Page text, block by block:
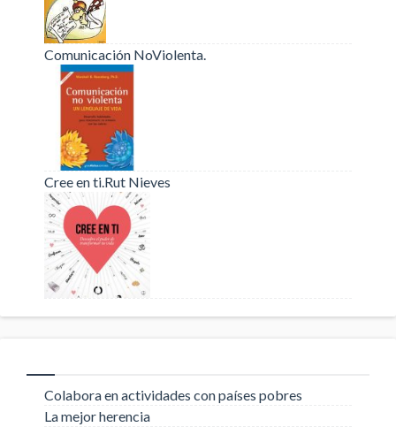
Comunicación NoViolenta.
Cree en ti.Rut Nieves
Colabora en actividades con países pobres
La mejor herencia